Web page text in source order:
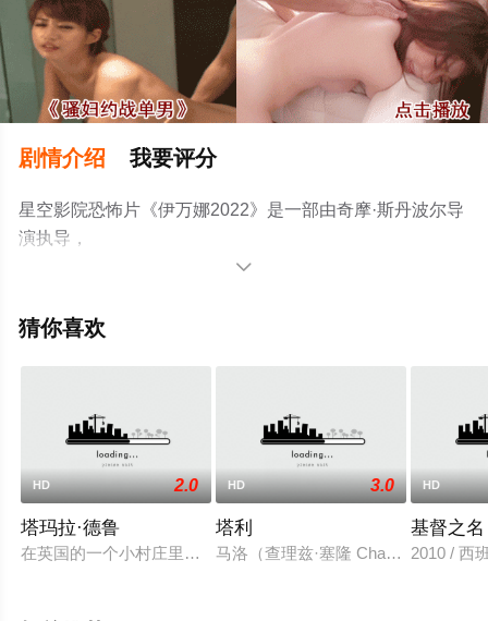
剧情介绍 我要评分
星空影院恐怖片《伊万娜2022》是一部由奇摩·斯丹波尔导
演执导，
姆,Yatie,Surachman,Tanta,Ginting,Muhammad,Khan,Hi等

猜你喜欢
HD 2.0
塔玛拉·德鲁
在英国的一个小村庄里，来了一位曼妙的整容美女塔玛拉·德鲁
HD 3.0
塔利
马洛（查理兹·塞隆 Charlize Theron
HD
基督之名
2010 / 西